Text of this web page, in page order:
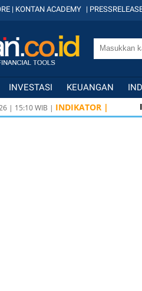
| KONTAN ACADEMY |
INVESTASI KEUANGAN
| 15:10WIB | INDIKATOR |